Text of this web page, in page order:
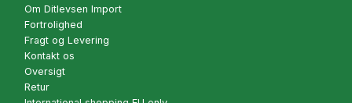
Om Ditlevsen Import
Fortrolighed
Fragt og Levering
Kontakt os
Oversigt
Retur